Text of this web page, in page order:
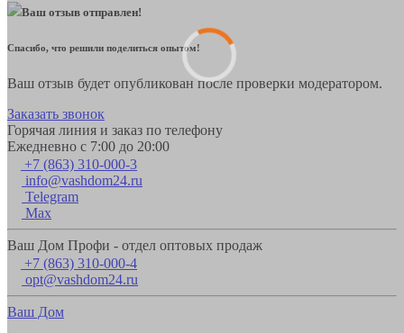
Ваш отзыв отправлен!
Спасибо, что решили поделиться опытом!
Ваш отзыв будет опубликован после проверки модератором.
Заказать звонок
Горячая линия и заказ по телефону
Ежедневно с 7:00 до 20:00
+7 (863) 310-000-3
info@vashdom24.ru
Telegram
Max
Ваш Дом Профи - отдел оптовых продаж
+7 (863) 310-000-4
opt@vashdom24.ru
Ваш Дом